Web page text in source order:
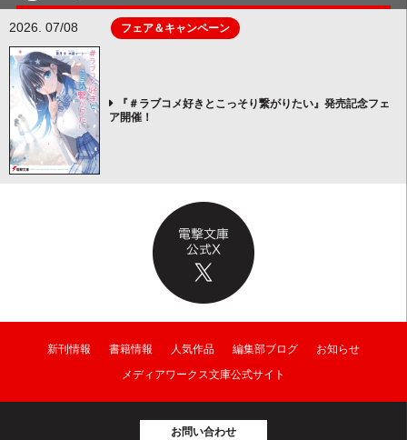
2026. 07/08 フェア＆キャンペーン
『＃ラブコメ好きとこっそり繋がりたい』発売記念フェ
ア開催！
新刊情報 書籍情報 人気作品 編集部ブログ
お知らせ
メディアワークス文庫公式サイト
お問い合わせ